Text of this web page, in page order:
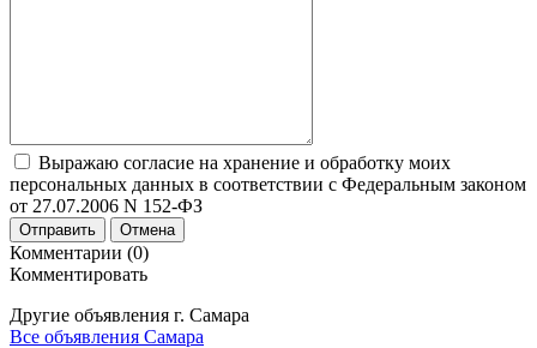
Выражаю согласие на хранение и обработку моих
персональных данных в соответствии с Федеральным законом
от 27.07.2006 N 152-ФЗ
Отправить Отмена
Комментарии (0)
Комментировать
Другие объявления г. Самара
Все объявления Самара